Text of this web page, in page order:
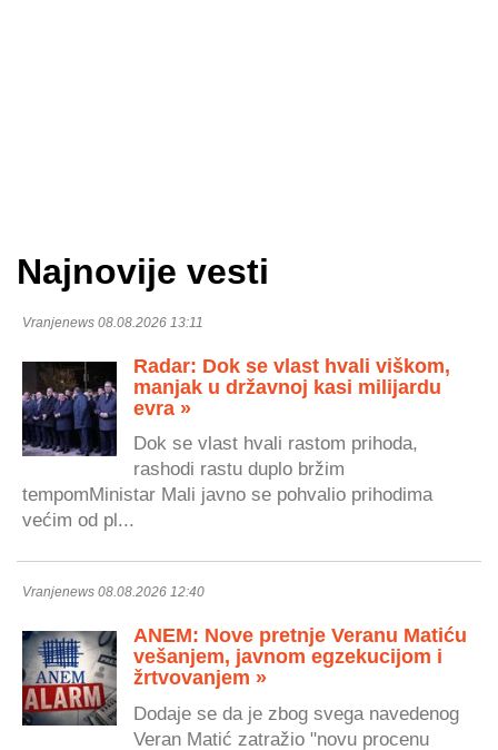
Najnovije vesti
Vranjenews 08.08.2026 13:11
Radar: Dok se vlast hvali viškom,
manjak u državnoj kasi milijardu
evra »
Dok se vlast hvali rastom prihoda,
rashodi rastu duplo bržim
tempomMinistar Mali javno se pohvalio prihodima
većim od pl...
Vranjenews 08.08.2026 12:40
ANEM: Nove pretnje Veranu Matiću
vešanjem, javnom egzekucijom i
žrtvovanjem »
Dodaje se da je zbog svega navedenog
Veran Matić zatražio "novu procenu